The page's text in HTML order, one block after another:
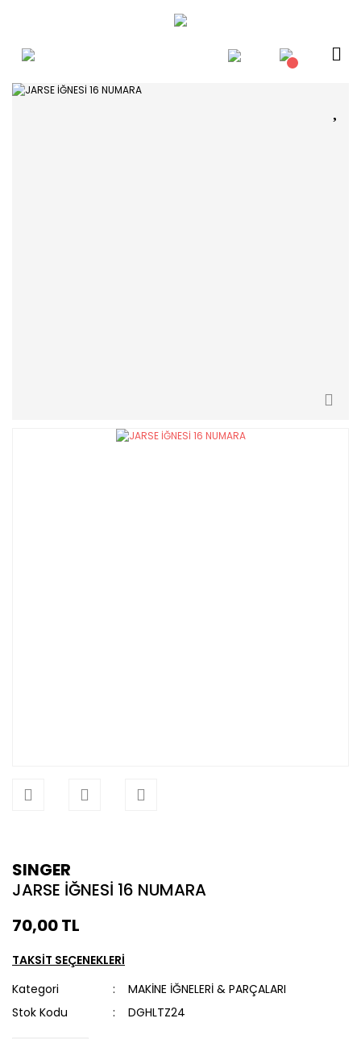
SINGER
JARSE İĞNESİ 16 NUMARA
70,00 TL
TAKSİT SEÇENEKLERİ
Kategori
MAKİNE İĞNELERİ & PARÇALARI
Stok Kodu
DGHLTZ24